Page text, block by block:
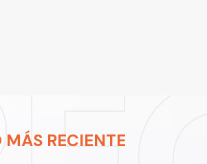
MÁS RECIENTE